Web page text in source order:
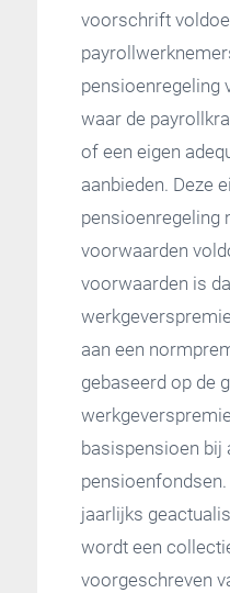
voorschrift
pensioenregeling
waar de
of een eigen
aanbieden. Deze
pensioenregeling
voorwaarden
voorwaarden is
aan een
gebaseerd op de
basispensioen bij
jaarlijks
wordt een
voorgeschreven